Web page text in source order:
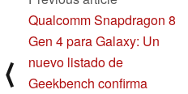
⟨
Qualcomm Snapdragon 8
Gen 4 para Galaxy: Un
nuevo listado de
Geekbench confirma